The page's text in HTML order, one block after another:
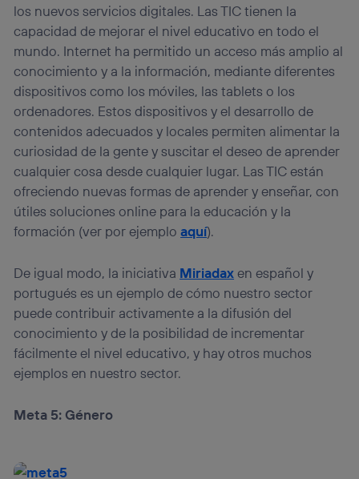
los nuevos servicios digitales. Las TIC tienen la
capacidad de mejorar el nivel educativo en todo el
mundo. Internet ha permitido un acceso más amplio al
conocimiento y a la información, mediante diferentes
dispositivos como los móviles, las tablets o los
ordenadores. Estos dispositivos y el desarrollo de
contenidos adecuados y locales permiten alimentar la
curiosidad de la gente y suscitar el deseo de aprender
cualquier cosa desde cualquier lugar. Las TIC están
ofreciendo nuevas formas de aprender y enseñar, con
útiles soluciones online para la educación y la
formación (ver por ejemploaquí).
De igual modo, la iniciativa Miriadaxen español y
portugués es un ejemplo de cómo nuestro sector
puede contribuir activamente a la difusión del
conocimiento y de la posibilidad de incrementar
fácilmente el nivel educativo, y hay otros muchos
ejemplos en nuestro sector.
Meta 5: Género